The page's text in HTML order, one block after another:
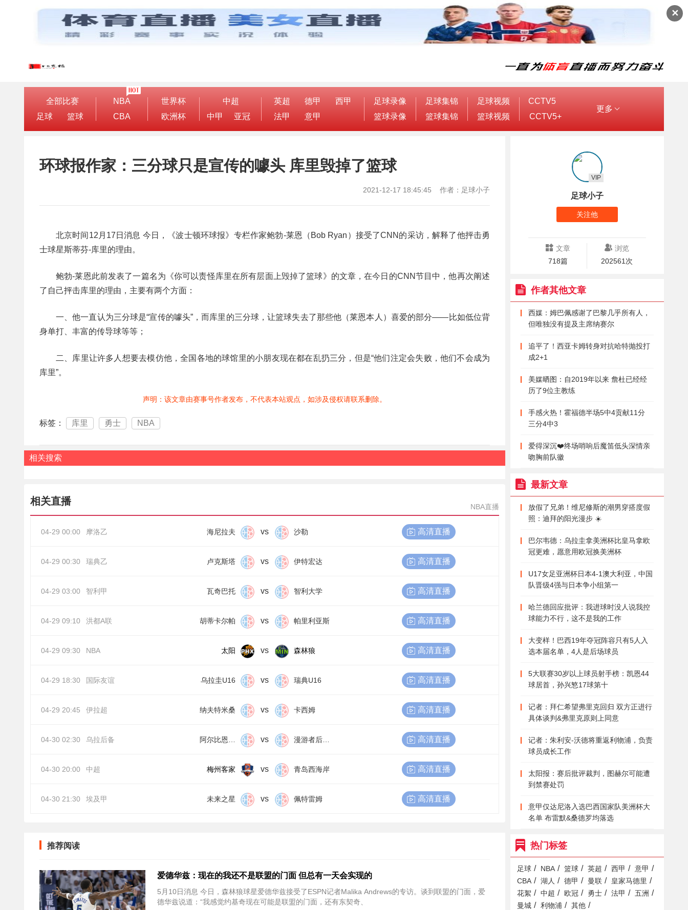
✕
全部比赛
足球
篮球
NBA
CBA
世界杯
欧洲杯
中超
中甲
亚冠
英超 德甲
西甲
法甲
意甲
足球录像
篮球录像
足球集锦
篮球集锦
足球视频
篮球视频
CCTV5
CCTV5+
更多
环球报作家：三分球只是宣传的噱头 库里毁掉了篮球
2021-12-17 18:45:45 作者：足球小子
北京时间12月17日消息 今日，《波士顿环球报》专栏作家鲍勃-莱恩（Bob Ryan）接受了CNN的采访，解释了他抨击勇
士球星斯蒂芬-库里的理由。
鲍勃-莱恩此前发表了一篇名为《你可以责怪库里在所有层面上毁掉了篮球》的文章，在今日的CNN节目中，他再次阐述
了自己抨击库里的理由，主要有两个方面：
一、他一直认为三分球是“宣传的噱头”，而库里的三分球，让篮球失去了那些他（莱恩本人）喜爱的部分——比如低位背
身单打、丰富的传导球等等；
二、库里让许多人想要去模仿他，全国各地的球馆里的小朋友现在都在乱扔三分，但是“他们注定会失败，他们不会成为
库里”。
声明：该文章由赛事号作者发布，不代表本站观点，如涉及侵权请联系删除。
标签： 库里 勇士 NBA
相关搜索
相关直播 NBA直播
04-29 00:00 摩洛乙 海尼拉夫 vs 沙勒 高清直播
04-29 00:30 瑞典乙 卢克斯塔 vs 伊特宏达 高清直播
04-29 03:00 智利甲 瓦奇巴托 vs 智利大学 高清直播
04-29 09:10 洪都A联 胡蒂卡尔帕 vs 帕里利亚斯 高清直播
04-29 09:30 NBA 太阳 vs 森林狼 高清直播
04-29 18:30 国际友谊 乌拉圭U16 vs 瑞典U16 高清直播
04-29 20:45 伊拉超 纳夫特米桑 vs 卡西姆 高清直播
04-30 02:30 乌拉后备 vs 高清直播
04-30 20:00 中超 梅州客家 vs 青岛西海岸 高清直播
04-30 21:30 埃及甲 未来之星 vs 佩特雷姆 高清直播
推荐阅读
爱德华兹：现在的我还不是联盟的门面 但总有一天会实现的
5月10日消息 今日，森林狼球星爱德华兹接受了ESPN记者Malika Andrews的专访。谈到联盟的门面，爱
德华兹说道：“我感觉约基奇现在可能是联盟的门面，还有东契奇、
足球小子
VIP
关注他
文章
718篇
浏览
202561次
作者其他文章
西媒：姆巴佩感谢了巴黎几乎所有人，
但唯独没有提及主席纳赛尔
追平了！西亚卡姆转身对抗哈特抛投打
成2+1
美媒晒图：自2019年以来 詹杜已经经
历了9位主教练
手感火热！霍福德半场5中4贡献11分
三分4中3
爱得深沉❤️终场哨响后魔笛低头深情亲
吻胸前队徽
最新文章
放假了兄弟！维尼修斯的潮男穿搭度假
照：迪拜的阳光漫步 ☀️
巴尔韦德：乌拉圭拿美洲杯比皇马拿欧
冠更难，愿意用欧冠换美洲杯
U17女足亚洲杯日本4-1澳大利亚，中国
队晋级4强与日本争小组第一
哈兰德回应批评：我进球时没人说我控
球能力不行，这不是我的工作
大变样！巴西19年夺冠阵容只有5人入
选本届名单，4人是后场球员
5大联赛30岁以上球员射手榜：凯恩44
球居首，孙兴慜17球第十
记者：拜仁希望弗里克回归 双方正进行
具体谈判&弗里克原则上同意
记者：朱利安-沃德将重返利物浦，负责
球员成长工作
太阳报：赛后批评裁判，图赫尔可能遭
到禁赛处罚
意甲仅达尼洛入选巴西国家队美洲杯大
名单 布雷默&桑德罗均落选
热门标签
足球 / NBA / 篮球 / 英超 / 西甲 / 意甲 /
CBA / 湖人 / 德甲 / 曼联 / 皇家马德里 /
花絮 / 中超 / 欧冠 / 勇士 / 法甲 / 五洲 /
曼城 / 利物浦 / 其他 /